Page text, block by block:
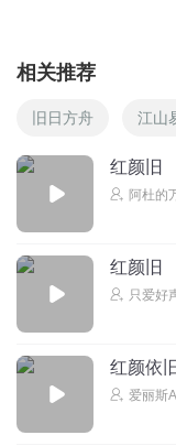
相关推荐
旧日方舟 江山
红颜旧
阿杜的
红颜旧
只爱好
红颜依旧
爱丽斯